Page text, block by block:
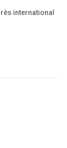
international